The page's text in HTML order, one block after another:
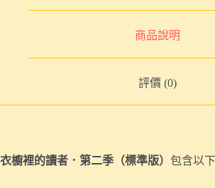
商品說明
評價 (0)
衣櫥裡的讀者．第二季（標準版） 包含以